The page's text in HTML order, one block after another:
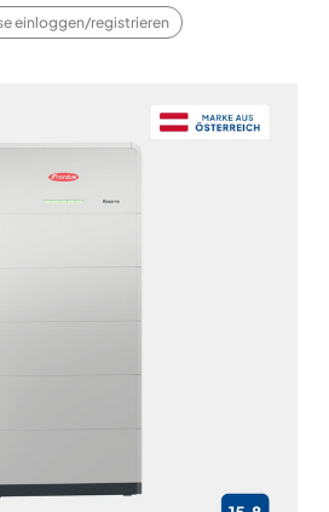
einloggen/registrieren